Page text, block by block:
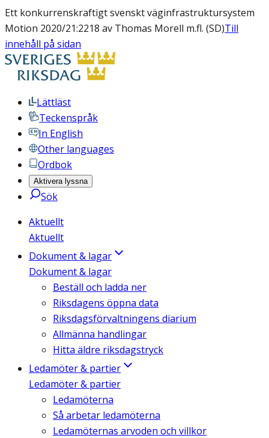
Ett konkurrenskraftigt svenskt väginfrastruktursystem
Motion 2020/21:2218 av Thomas Morell m.fl. (SD)Till
innehåll på sidan
Lättläst
Teckenspråk
In English
Other languages
Ordbok
Aktivera lyssna
Sök
Aktuellt
Aktuellt
Dokument & lagar
Dokument & lagar
Beställ och ladda ner
Riksdagens öppna data
Riksdagsförvaltningens diarium
Allmänna handlingar
Hitta äldre riksdagstryck
Ledamöter & partier
Ledamöter & partier
Ledamöterna
Så arbetar ledamöterna
Ledamöternas arvoden och villkor